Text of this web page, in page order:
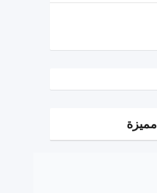
بيع
مميزة